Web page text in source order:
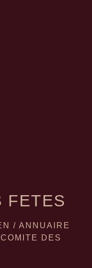
FETES
/ ANNUAIRE
COMITE DES